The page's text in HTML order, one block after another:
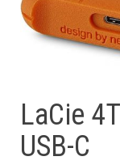
LaCie
USB-C